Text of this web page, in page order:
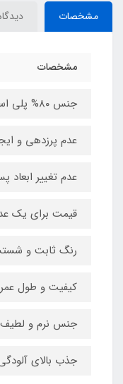
مشخصات
مشخصات
جنس ۸۰% پلی استر، ۲۰% پلی آمید
عدم پرزدهی و
عدم تغییر
قیمت برای یک
رنگ ثابت و
کیفیت و طول عمر
جنس نرم و لطیف
جذب بالای